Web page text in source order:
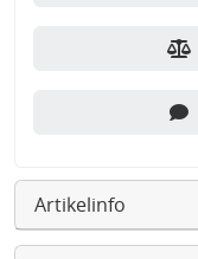
Artikelinfo